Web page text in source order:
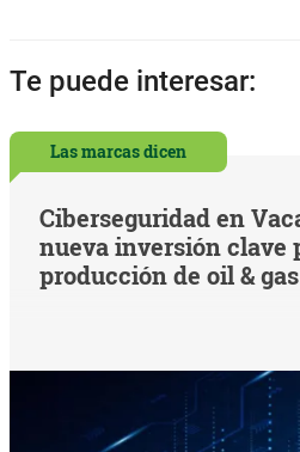
Te puede interesar:
Las marcas dicen
Ciberseguridad en
nueva inversión clave
producción de oil & gas